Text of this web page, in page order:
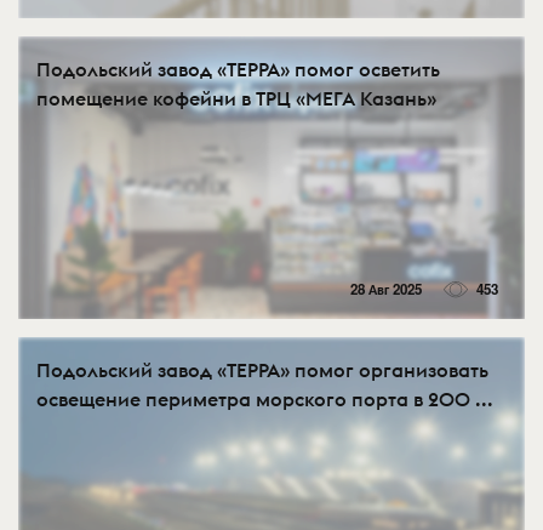
Подольский завод «ТЕРРА» помог осветить
помещение кофейни в ТРЦ «МЕГА Казань»
28 Авг 2025 453
Подольский завод «ТЕРРА» помог организовать
освещение периметра морского порта в 200 ...